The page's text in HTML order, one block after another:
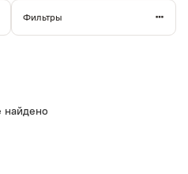
Фильтры
найдено